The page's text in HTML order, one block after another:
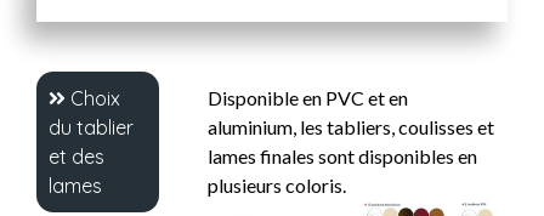
Choix
du tablier
et des
lames
Disponible en PVC et en
aluminium, les tabliers, coulisses et
lames finales sont disponibles en
plusieurs coloris.